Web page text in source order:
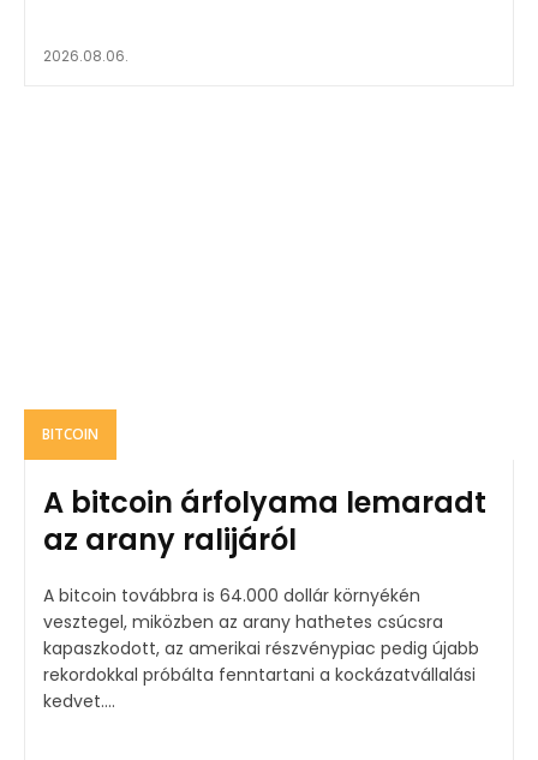
2026.08.06.
BITCOIN
A bitcoin árfolyama lemaradt
az arany ralijáról
A bitcoin továbbra is 64.000 dollár környékén
vesztegel, miközben az arany hathetes csúcsra
kapaszkodott, az amerikai részvénypiac pedig újabb
rekordokkal próbálta fenntartani a kockázatvállalási
kedvet....